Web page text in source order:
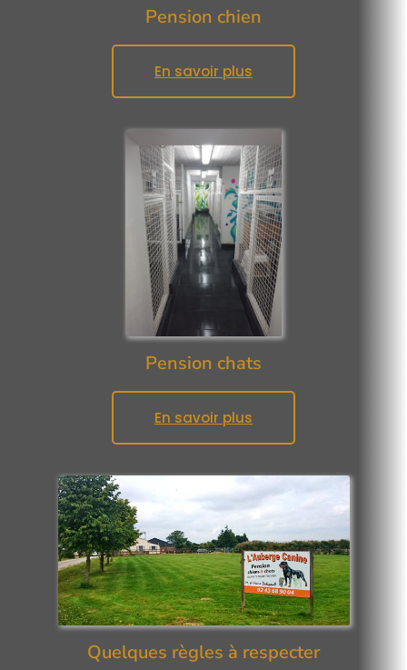
Pension chien
En savoir plus
Pension chats
En savoir plus
Quelques règles à respecter